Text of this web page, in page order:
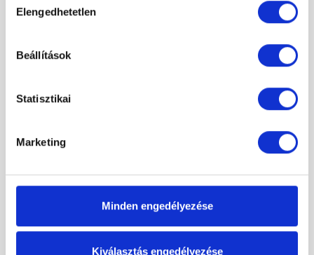
kiválasztása
Elengedhetetlen
Beállítások
Statisztikai
Marketing
Minden engedélyezése
Kiválasztás engedélyezése